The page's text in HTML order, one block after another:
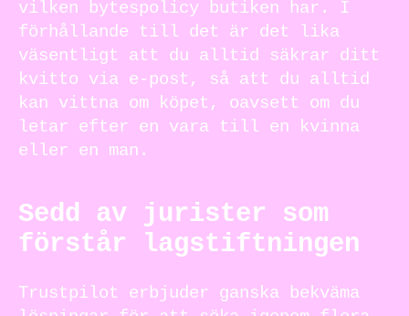
vilken bytespolicy butiken har. I
förhållande till det är det lika
väsentligt att du alltid säkrar ditt
kvitto via e-post, så att du alltid
kan vittna om köpet, oavsett om du
letar efter en vara till en kvinna
eller en man.
Sedd av jurister som
förstår lagstiftningen
Trustpilot erbjuder ganska bekväma